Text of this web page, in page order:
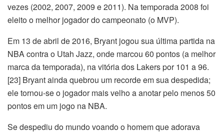
vezes (2002, 2007, 2009 e 2011). Na temporada 2008 foi
eleito o melhor jogador do campeonato (o MVP).
Em 13 de abril de 2016, Bryant jogou sua última partida na
NBA contra o Utah Jazz, onde marcou 60 pontos (a melhor
marca da temporada), na vitória dos Lakers por 101 a 96.
[23] Bryant ainda quebrou um recorde em sua despedida;
ele tornou-se o jogador mais velho a anotar pelo menos 50
pontos em um jogo na NBA.
Se despediu do mundo voando o homem que adorava